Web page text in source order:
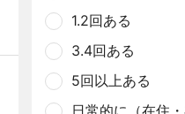
1.2回ある
3.4回ある
5回以上ある
日常的に（在住